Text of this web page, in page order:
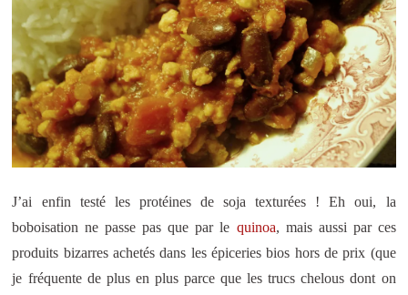
J’ai enfin testé les protéines de soja texturées ! Eh oui, la
boboisation ne passe pas que par le quinoa, mais aussi par ces
produits bizarres achetés dans les épiceries bios hors de prix (que
je fréquente de plus en plus parce que les trucs chelous dont on